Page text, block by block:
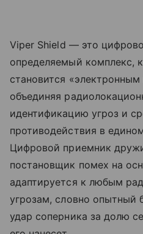
Viper Shield — это
определяемый комплекс,
становится
объединяя
идентификацию угроз и
противодействия в
Цифровой приемник
постановщик помех на
адаптируется к любым
угрозам, словно опытный
удар соперника за долю